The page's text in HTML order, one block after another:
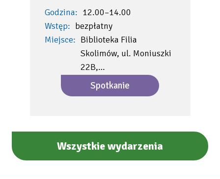
Godzina: 12.00–14.00
Wstęp: bezpłatny
Miejsce: Biblioteka Filia
Skolimów, ul. Moniuszki
22B,…
Spotkanie
Wszystkie wydarzenia